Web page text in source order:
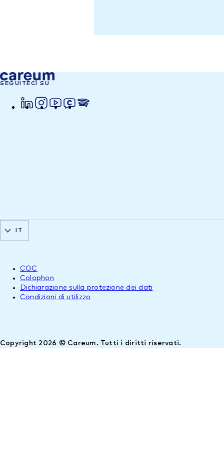
SEGUITECI SU
Copyright 2026 © Careum. Tutti i diritti riservati.
CGC
Colophon
Dichiarazione sulla protezione dei dati
Condizioni di utilizzo
IT